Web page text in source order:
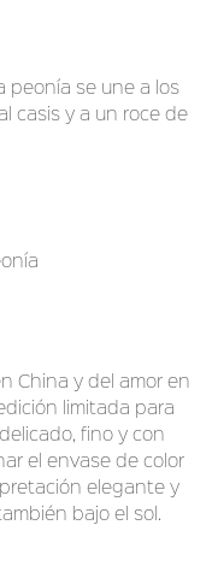
peonía se une a los
casis y a un roce de
China y del amor en
limitada para
fino y con
el envase de color
elegante y
bajo el sol.